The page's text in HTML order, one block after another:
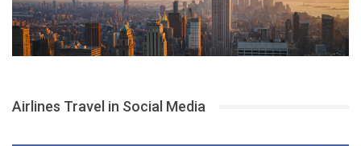
Airlines Travel in Social Media